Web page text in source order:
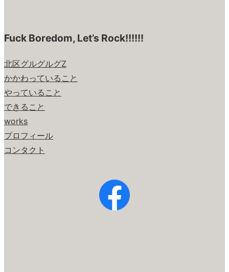
Fuck Boredom, Let’s Rock!!!!!!
北区グルグルグZ
かかわっていること
やっていること
できること
works
プロフィール
コンタクト